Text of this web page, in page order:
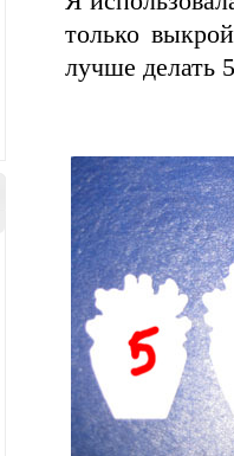
только
лучше делать